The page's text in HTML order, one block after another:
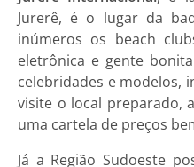
Jurerê, é o lugar da
inúmeros os beach
eletrônica e gente
celebridades e modelos,
visite o local preparado,
uma cartela de preços
Já a Região Sudoeste